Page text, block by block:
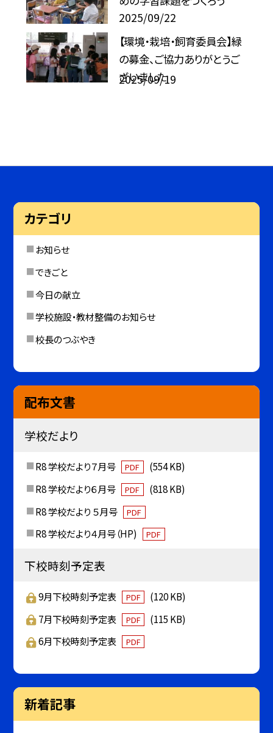
2025/09/22
【環境・栽培・飼育委員会】緑
の募金、ご協力ありがとうご
ざいました
2025/09/19
カテゴリ
お知らせ
できごと
今日の献立
学校施設・教材整備のお知らせ
校長のつぶやき
配布文書
学校だより
R8 学校だより７月号 PDF
(554 KB)
R8 学校だより６月号
PDF
(818 KB)
R8 学校だより ５月号
PDF
R8 学校だより４月号（HP) PDF
下校時刻予定表
9月下校時刻予定表 PDF
(120 KB)
7月下校時刻予定表
PDF
(115 KB)
6月下校時刻予定表
PDF
新着記事